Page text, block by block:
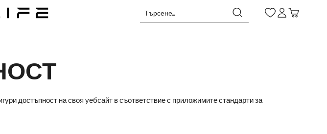
достъпност на своя уебсайт в съответствие с приложимите стандарти за